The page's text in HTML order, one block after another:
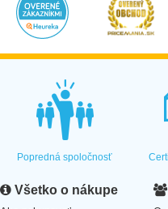
Popredná spoločnosť
Všetko o nákupe